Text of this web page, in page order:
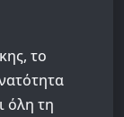
το
όλη τη